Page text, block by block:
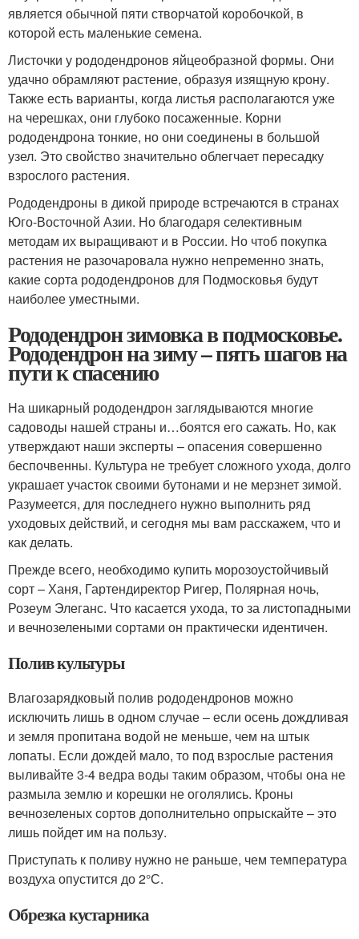
является обычной пяти створчатой коробочкой, в
которой есть маленькие семена.
Листочки у рододендронов яйцеобразной формы. Они
удачно обрамляют растение, образуя изящную крону.
Также есть варианты, когда листья располагаются уже
на черешках, они глубоко посаженные. Корни
рододендрона тонкие, но они соединены в большой
узел. Это свойство значительно облегчает пересадку
взрослого растения.
Рододендроны в дикой природе встречаются в странах
Юго-Восточной Азии. Но благодаря селективным
методам их выращивают и в России. Но чтоб покупка
растения не разочаровала нужно непременно знать,
какие сорта рододендронов для Подмосковья будут
наиболее уместными.
Рододендрон зимовка в подмосковье.
Рододендрон на зиму – пять шагов на
пути к спасению
На шикарный рододендрон заглядываются многие
садоводы нашей страны и…боятся его сажать. Но, как
утверждают наши эксперты – опасения совершенно
беспочвенны. Культура не требует сложного ухода, долго
украшает участок своими бутонами и не мерзнет зимой.
Разумеется, для последнего нужно выполнить ряд
уходовых действий, и сегодня мы вам расскажем, что и
как делать.
Прежде всего, необходимо купить морозоустойчивый
сорт – Ханя, Гартендиректор Ригер, Полярная ночь,
Розеум Элеганс. Что касается ухода, то за листопадными
и вечнозелеными сортами он практически идентичен.
Полив культуры
Влагозарядковый полив рододендронов можно
исключить лишь в одном случае – если осень дождливая
и земля пропитана водой не меньше, чем на штык
лопаты. Если дождей мало, то под взрослые растения
выливайте 3-4 ведра воды таким образом, чтобы она не
размыла землю и корешки не оголялись. Кроны
вечнозеленых сортов дополнительно опрыскайте – это
лишь пойдет им на пользу.
Приступать к поливу нужно не раньше, чем температура
воздуха опустится до 2°С.
Обрезка кустарника